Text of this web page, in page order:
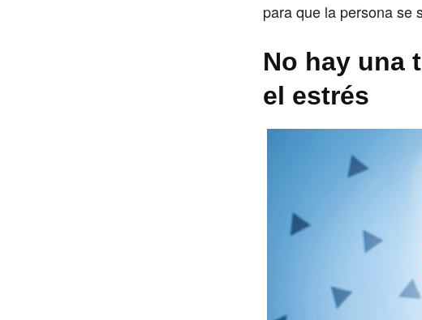
para que la persona se
No hay una
el estrés